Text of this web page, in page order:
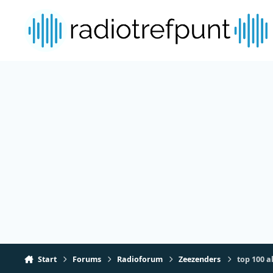
Start Forums Radioforum Zeezenders top 100